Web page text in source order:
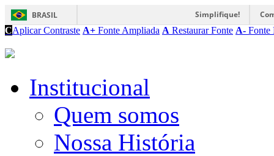
BRASIL Simplifique!
CAplicar Contraste A+ Fonte Ampliada A Restaurar Fonte A- Fonte
Institucional
Quem somos
Nossa História